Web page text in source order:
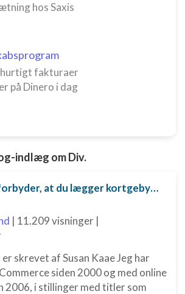
hos Saxis
fakturaer
på Dinero i dag
indlæg om Div.
PSD2 forbyder, at du lægger kortgebyret ud til dine kunder fra 1. januar 2018
| 11.209 visninger |
skrevet af Susan Kaae Jeg har
siden 2000 og med online
2006, i stillinger med titler som